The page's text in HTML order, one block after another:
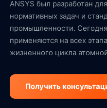
ANSYS был разработан
нормативных задач и
промышленности.
применяются на всех
жизненного цикла
Получить